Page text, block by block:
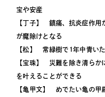
宝や安産
【丁子】 鎮痛、抗炎症作
が魔除けとなる
【松】 常緑樹で1年中青い
【宝珠】 災難を除き清ら
を叶えることができる
【亀甲文】 めでたい亀の甲